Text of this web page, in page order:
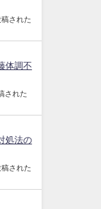
された
体調不
された
処法の
された